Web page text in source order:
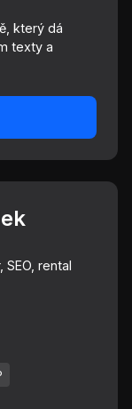
který dá
texty a
rental